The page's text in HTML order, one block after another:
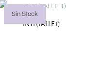
Sin Stock
INTI (TALLE 1)